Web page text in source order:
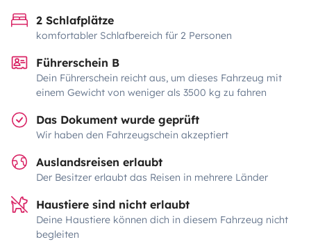
2 Schlafplätze
komfortabler Schlafbereich für 2 Personen
Führerschein B
Dein Führerschein reicht aus, um dieses Fahrzeug mit
einem Gewicht von weniger als 3500 kg zu fahren
Das Dokument wurde geprüft
Wir haben den Fahrzeugschein akzeptiert
Auslandsreisen erlaubt
Der Besitzer erlaubt das Reisen in mehrere Länder
Haustiere sind nicht erlaubt
Deine Haustiere können dich in diesem Fahrzeug nicht
begleiten